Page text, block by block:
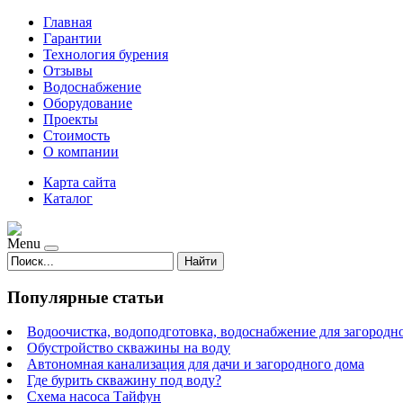
Главная
Гарантии
Технология бурения
Отзывы
Водоснабжение
Оборудование
Проекты
Стоимость
О компании
Карта сайта
Каталог
Menu
Найти
Популярные статьи
Водоочистка, водоподготовка, водоснабжение для
Обустройство скважины на воду
Автономная канализация для дачи и загородного дома
Где бурить скважину под воду?
Схема насоса Тайфун